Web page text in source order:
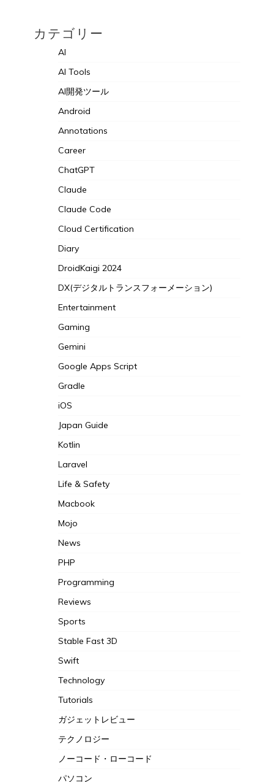
カテゴリー
AI
AI Tools
AI開発ツール
Android
Annotations
Career
ChatGPT
Claude
Claude Code
Cloud Certification
Diary
DroidKaigi 2024
DX(デジタルトランスフォーメーション)
Entertainment
Gaming
Gemini
Google Apps Script
Gradle
iOS
Japan Guide
Kotlin
Laravel
Life & Safety
Macbook
Mojo
News
PHP
Programming
Reviews
Sports
Stable Fast 3D
Swift
Technology
Tutorials
ガジェットレビュー
テクノロジー
ノーコード・ローコード
パソコン